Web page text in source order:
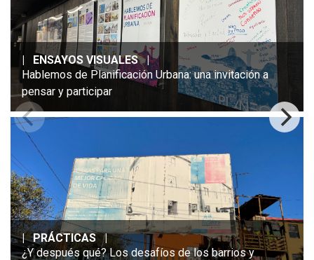
| ENSAYOS VISUALES |
Hablemos de Planificación Urbana: una invitación a
pensar y participar
| PRÁCTICAS |
¿Y después qué? Los desafíos de los barrios y